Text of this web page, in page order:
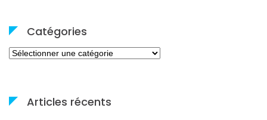
Catégories
Catégories
Articles récents